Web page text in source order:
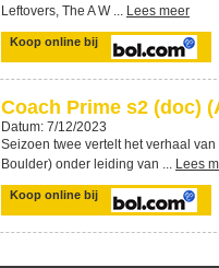
Leftovers, The A W ... Lees meer
Koop online bij
Coach Prime s2 (doc)
Datum: 7/12/2023
Seizoen twee vertelt het verhaal
Boulder) onder leiding van ... Lees
Koop online bij